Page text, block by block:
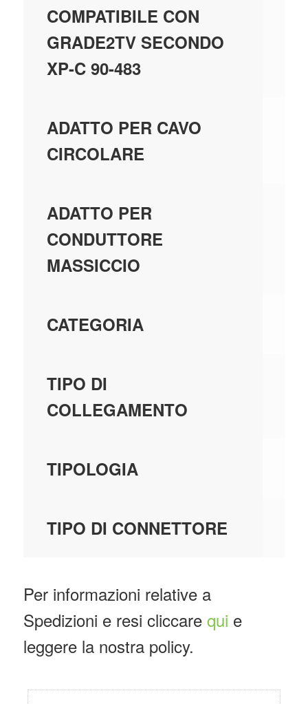
COMPATIBILE CON
GRADE2TV SECONDO
XP-C 90-483
ADATTO PER CAVO
CIRCOLARE
ADATTO PER
CONDUTTORE
MASSICCIO
CATEGORIA
TIPO DI
COLLEGAMENTO
TIPOLOGIA
TIPO DI CONNETTORE
Per informazioni relative a
Spedizioni e resi cliccare qui e
leggere la nostra policy.